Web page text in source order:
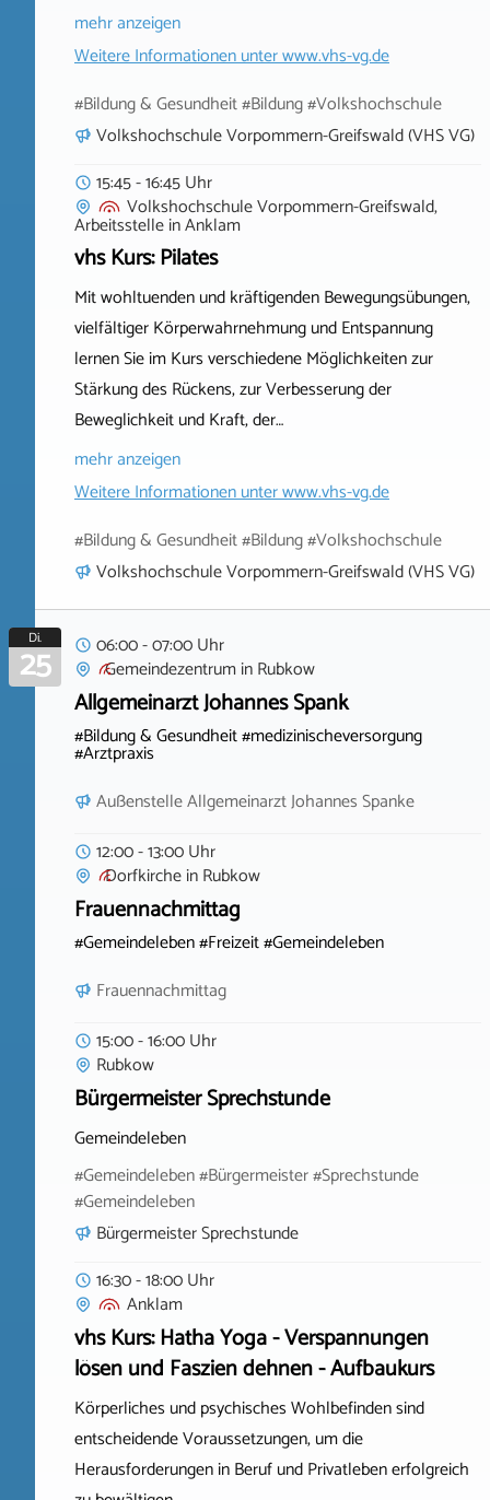
mehr anzeigen
Weitere Informationen unterwww.vhs-vg.de
#Bildung & Gesundheit #Bildung #Volkshochschule
Volkshochschule Vorpommern-Greifswald (VHS VG)
15:45 - 16:45 Uhr
Volkshochschule Vorpommern-Greifswald,
ArbeitsstelleinAnklam
vhs Kurs: Pilates
Mit wohltuenden und kräftigenden Bewegungsübungen,
vielfältiger Körperwahrnehmung und Entspannung
lernen Sie im Kurs verschiedene Möglichkeiten zur
Stärkung des Rückens, zur Verbesserung der
Beweglichkeit und Kraft, der…
mehr anzeigen
Weitere Informationen unterwww.vhs-vg.de
#Bildung & Gesundheit #Bildung #Volkshochschule
Volkshochschule Vorpommern-Greifswald (VHS VG)
Di.
25
06:00 - 07:00 Uhr
GemeindezentruminRubkow
Allgemeinarzt Johannes Spank
#Bildung & Gesundheit #medizinischeversorgung
#Arztpraxis
Außenstelle Allgemeinarzt Johannes Spanke
12:00 - 13:00 Uhr
DorfkircheinRubkow
Frauennachmittag
#Gemeindeleben #Freizeit #Gemeindeleben
Frauennachmittag
15:00 - 16:00 Uhr
Rubkow
Bürgermeister Sprechstunde
Gemeindeleben
#Gemeindeleben #Bürgermeister #Sprechstunde
#Gemeindeleben
Bürgermeister Sprechstunde
16:30 - 18:00 Uhr
Anklam
vhs Kurs: Hatha Yoga - Verspannungen
lösen und Faszien dehnen - Aufbaukurs
Körperliches und psychisches Wohlbefinden sind
entscheidende Voraussetzungen, um die
Herausforderungen in Beruf und Privatleben erfolgreich